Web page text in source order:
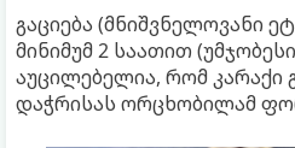
გაციება (მნიშვნელოვანი
მინიმუმ 2 საათით
აუცილებელია, რომ კარაქი
დაჭრისას ორცხობილამ